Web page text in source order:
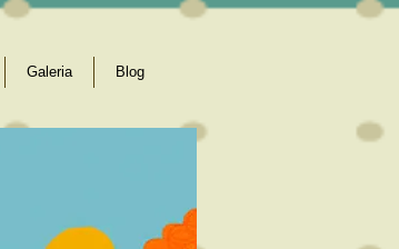
Galeria Blog